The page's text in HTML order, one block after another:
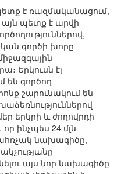
է ռազմականացում,
այն պետք է արվի
գործի խորը
Երկուսն էլ
գործող
շարունակում են
երկրի և ժողովրդի
որ ինչպես 24 մլն
նախագիծը,
այս նոր նախագիծը